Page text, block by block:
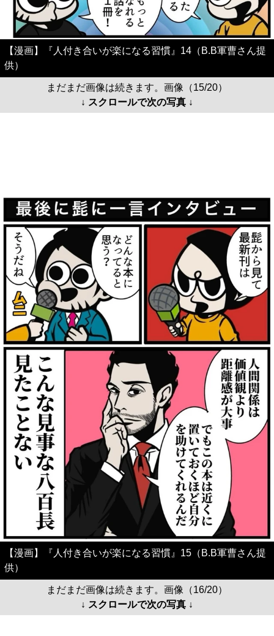
【漫画】『人付き合いが楽になる習慣』14（B.B軍曹さん提
供）
まだまだ画像は続きます。画像（15/20）
↓ スクロールで次の写真 ↓
【漫画】『人付き合いが楽になる習慣』15（B.B軍曹さん提
供）
まだまだ画像は続きます。画像（16/20）
↓ スクロールで次の写真 ↓